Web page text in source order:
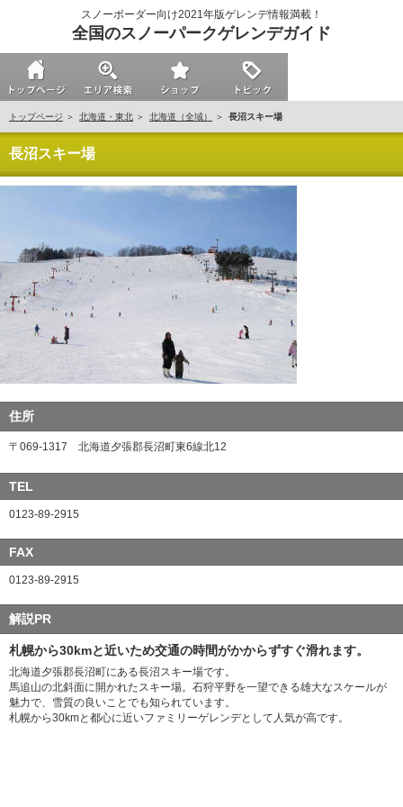
スノーボーダー向け2021年版ゲレンデ情報満載！
全国のスノーパークゲレンデガイド
トップページ 北海道・東北 北海道（全域） 長沼スキー場
長沼スキー場
住所
〒069-1317 北海道夕張郡長沼町東6線北12
TEL
0123-89-2915
FAX
0123-89-2915
解説PR
札幌から30kmと近いため交通の時間がかからずすぐ滑れます。
北海道夕張郡長沼町にある長沼スキー場です。
馬追山の北斜面に開かれたスキー場。石狩平野を一望できる雄大なスケールが
魅力で、雪質の良いことでも知られています。
札幌から30kmと都心に近いファミリーゲレンデとして人気が高です。